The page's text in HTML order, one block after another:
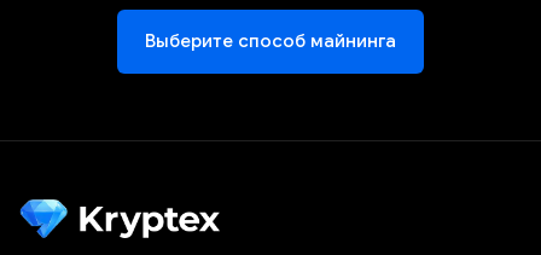
Выберите способ майнинга